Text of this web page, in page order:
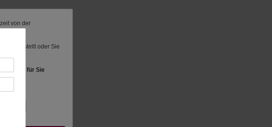
von der
eingestellt oder Sie
für Sie